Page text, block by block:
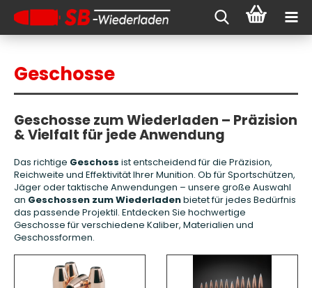
Geschosse
Geschosse zum Wiederladen – Präzision
& Vielfalt für jede Anwendung
Das richtige Geschoss ist entscheidend für die Präzision,
Reichweite und Effektivität Ihrer Munition. Ob für Sportschützen,
Jäger oder taktische Anwendungen – unsere große Auswahl
an Geschossen zum Wiederladenbietet für jedes Bedürfnis
das passende Projektil. Entdecken Sie hochwertige
Geschosse für verschiedene Kaliber, Materialien und
Geschossformen.